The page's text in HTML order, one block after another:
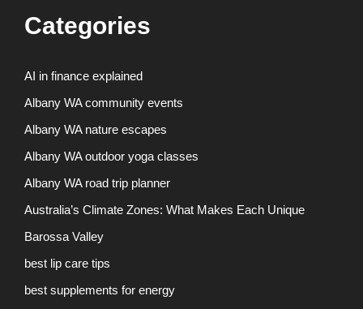
Categories
AI in finance explained
Albany WA community events
Albany WA nature escapes
Albany WA outdoor yoga classes
Albany WA road trip planner
Australia’s Climate Zones: What Makes Each Unique
Barossa Valley
best lip care tips
best supplements for energy